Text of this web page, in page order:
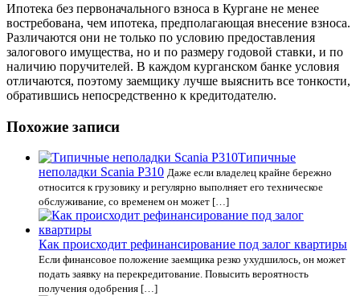
Ипотека без первоначального взноса в Кургане не менее
востребована, чем ипотека, предполагающая внесение взноса.
Различаются они не только по условию предоставления
залогового имущества, но и по размеру годовой ставки, и по
наличию поручителей. В каждом курганском банке условия
отличаются, поэтому заемщику лучше выяснить все тонкости,
обратившись непосредственно к кредитодателю.
Похожие записи
Типичные
неполадки Scania P310 Даже если владелец крайне бережно
относится к грузовику и регулярно выполняет его техническое
обслуживание, со временем он может […]
Как происходит рефинансирование под залог квартиры
Если финансовое положение заемщика резко ухудшилось, он может
подать заявку на перекредитование. Повысить вероятность
получения одобрения […]